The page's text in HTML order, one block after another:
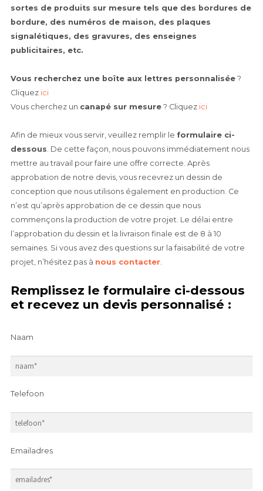
sortes de produits sur mesure tels que des bordures de
bordure, des numéros de maison, des plaques
signalétiques, des gravures, des enseignes
publicitaires, etc.
Vous recherchez une boîte aux lettres personnalisée ?
Cliquez ici
Vous cherchez un canapé sur mesure ? Cliquez ici
Afin de mieux vous servir, veuillez remplir le formulaire ci-
dessous. De cette façon, nous pouvons immédiatement nous
mettre au travail pour faire une offre correcte. Après
approbation de notre devis, vous recevrez un dessin de
conception que nous utilisons également en production. Ce
n’est qu’après approbation de ce dessin que nous
commençons la production de votre projet. Le délai entre
l’approbation du dessin et la livraison finale est de 8 à 10
semaines. Si vous avez des questions sur la faisabilité de votre
projet, n’hésitez pas à nous contacter.
Remplissez le formulaire ci-dessous
et recevez un devis personnalisé :
Naam
Telefoon
Emailadres